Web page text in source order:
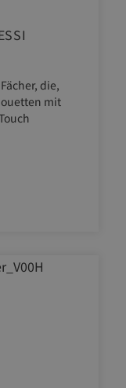
die,
mit